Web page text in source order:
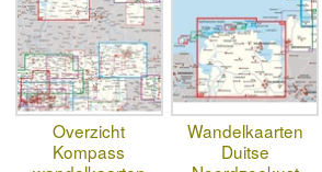
Overzicht
Kompass
Wandelkaarten
Duitse